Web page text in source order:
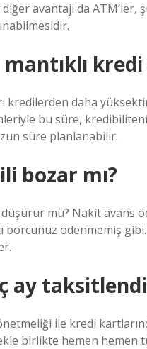
avantajı da ATM’ler,
kredilerden daha
bu süre,
süre planlanabilir.
bozar mı?
mü? Nakit avans
borcunuz ödenmemiş
ay
ile kredi
birlikte hemen hemen